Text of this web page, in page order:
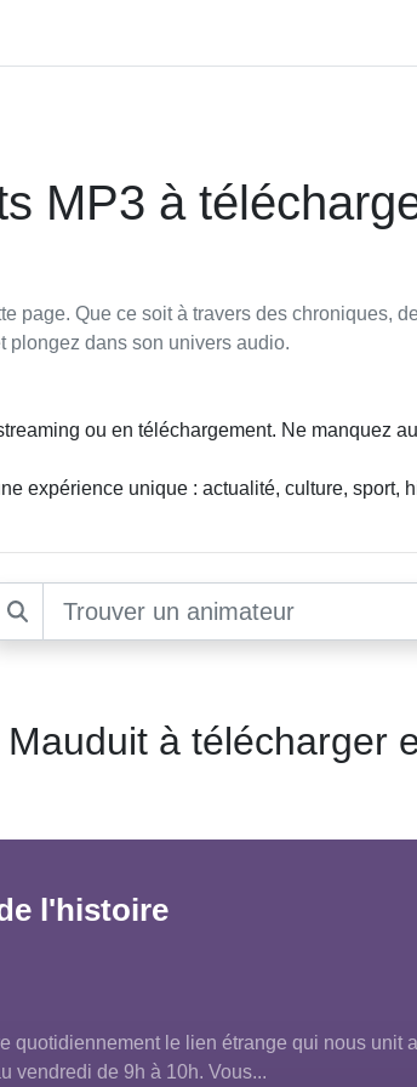
MP3 à
page. Que ce soit à travers des chroniques,
plongez dans son univers audio.
ou en téléchargement. Ne manquez
expérience unique : actualité, culture, sport,
à télécharger
l'histoire
quotidiennement le lien étrange qui nous unit
vendredi de 9h à 10h. Vous...